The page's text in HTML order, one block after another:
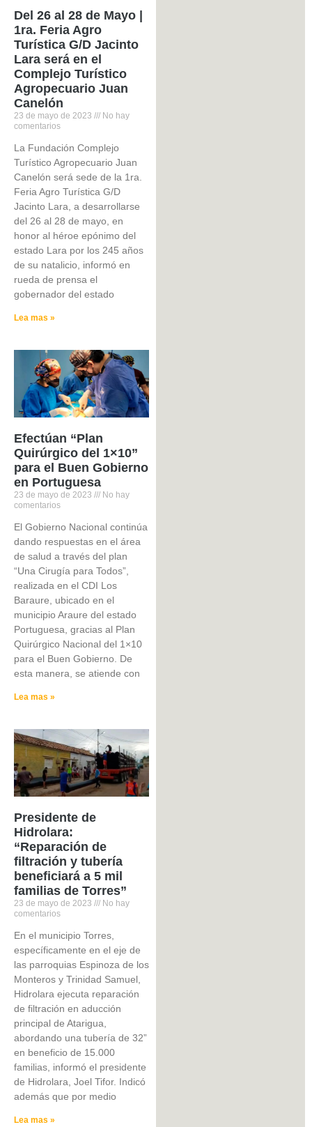
Del 26 al 28 de Mayo |
1ra. Feria Agro
Turística G/D Jacinto
Lara será en el
Complejo Turístico
Agropecuario Juan
Canelón
23 de mayo de 2023
No hay
comentarios
La Fundación Complejo
Turístico Agropecuario Juan
Canelón será sede de la 1ra.
Feria Agro Turística G/D
Jacinto Lara, a desarrollarse
del 26 al 28 de mayo, en
honor al héroe epónimo del
estado Lara por los 245 años
de su natalicio, informó en
rueda de prensa el
gobernador del estado
Lea mas »
Efectúan “Plan
Quirúrgico del 1×10”
para el Buen Gobierno
en Portuguesa
23 de mayo de 2023
No hay
comentarios
El Gobierno Nacional continúa
dando respuestas en el área
de salud a través del plan
“Una Cirugía para Todos”,
realizada en el CDI Los
Baraure, ubicado en el
municipio Araure del estado
Portuguesa, gracias al Plan
Quirúrgico Nacional del 1×10
para el Buen Gobierno. De
esta manera, se atiende con
Lea mas »
Presidente de
Hidrolara:
“Reparación de
filtración y tubería
beneficiará a 5 mil
familias de Torres”
23 de mayo de 2023
No hay
comentarios
En el municipio Torres,
específicamente en el eje de
las parroquias Espinoza de los
Monteros y Trinidad Samuel,
Hidrolara ejecuta reparación
de filtración en aducción
principal de Atarigua,
abordando una tubería de 32”
en beneficio de 15.000
familias, informó el presidente
de Hidrolara, Joel Tifor. Indicó
además que por medio
Lea mas »